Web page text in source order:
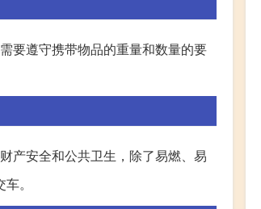
要遵守携带物品的重量和数量的要
产安全和公共卫生，除了易燃、易
。